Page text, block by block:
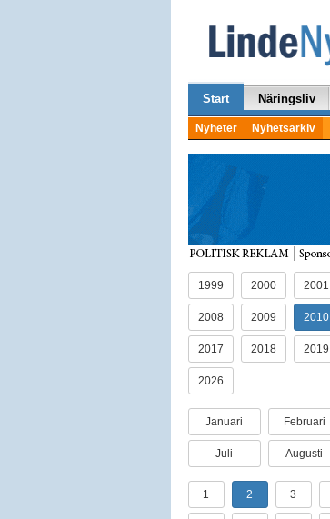
Start Näringsliv
Nyheter Nyhetsarkiv
1999 2000 2001
2008 2009 2010
2017 2018 2019
2026
Januari Februari
Juli Augusti
1 2 3